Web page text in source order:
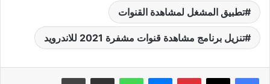
تطبيق المشغل لمشاهدة القنوات
تنزيل برنامج مشاهدة قنوات مشفرة 2021 للاندرويد
بينتيريست واتساب